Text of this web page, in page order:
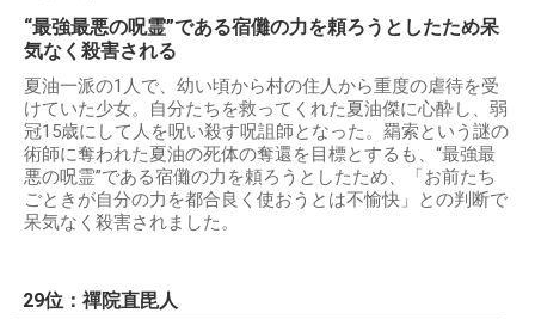
“最強最悪の呪霊”である宿儺の力を頼ろうとしたため呆
気なく殺害される
夏油一派の1人で、幼い頃から村の住人から重度の虐待を受
けていた少女。自分たちを救ってくれた夏油傑に心酔し、弱
冠15歳にして人を呪い殺す呪詛師となった。羂索という謎の
術師に奪われた夏油の死体の奪還を目標とするも、“最強最
悪の呪霊”である宿儺の力を頼ろうとしたため、「お前たち
ごときが自分の力を都合良く使おうとは不愉快」との判断で
呆気なく殺害されました。
29位：禪院直毘人